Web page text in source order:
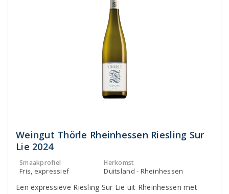
Weingut Thörle Rheinhessen Riesling Sur
Lie 2024
Smaakprofiel
Fris, expressief
Herkomst
Duitsland - Rheinhessen
Een expressieve Riesling Sur Lie uit Rheinhessen met